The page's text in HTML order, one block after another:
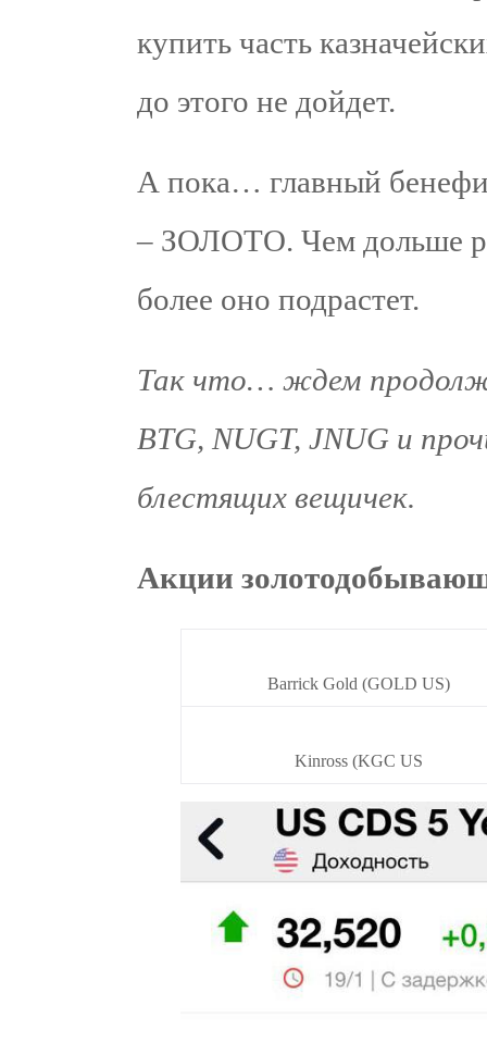
купить часть
до этого не дойдет.
А пока… главный
– ЗОЛОТО. Чем дольше
более оно подрастет.
Так что… ждем
BTG, NUGT, JNUG и
блестящих вещичек.
Акции
Barrick Gold (GOLD US)
Kinross (KGC US